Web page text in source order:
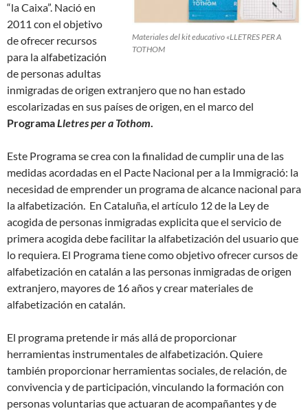
Materiales del kit educativo «LLETRES PER A
TOTHOM
“la Caixa”. Nació en
2011 con el objetivo
de ofrecer recursos
para la alfabetización
de personas adultas
inmigradas de origen extranjero que no han estado
escolarizadas en sus países de origen, en el marco del
ProgramaLletres per a Tothom.
Este Programa se crea con la finalidad de cumplir una de las
medidas acordadas en el Pacte Nacional per a la Immigració: la
necesidad de emprender un programa de alcance nacional para
la alfabetización. En Cataluña, el artículo 12 de la Ley de
acogida de personas inmigradas explicita que el servicio de
primera acogida debe facilitar la alfabetización del usuario que
lo requiera. El Programa tiene como objetivo ofrecer cursos de
alfabetización en catalán a las personas inmigradas de origen
extranjero, mayores de 16 años y crear materiales de
alfabetización en catalán.
El programa pretende ir más allá de proporcionar
herramientas instrumentales de alfabetización. Quiere
también proporcionar herramientas sociales, de relación, de
convivencia y de participación, vinculando la formación con
personas voluntarias que actuaran de acompañantes y de